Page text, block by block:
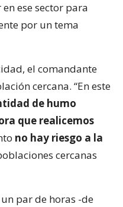
ese sector para
por un tema
el comandante
cercana. “En este
de humo
que realicemos
no hay riesgo a la
cercanas
par de horas -de